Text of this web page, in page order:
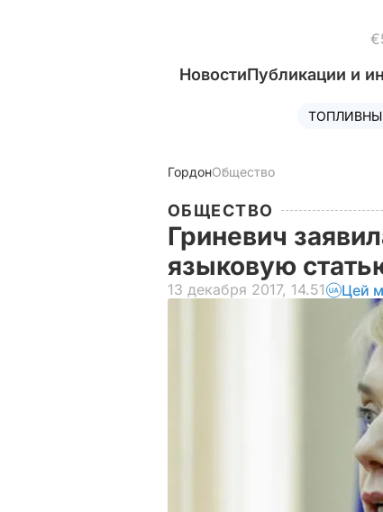
НовостиПубликации и
ГордонОбщество
ОБЩЕСТВО
Гриневич
языковую
13 декабря 2017, 14.51 Цей